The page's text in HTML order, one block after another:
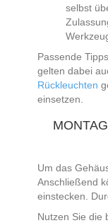
selbst
Passende
gelten dabei
Rückleuchten
einsetzen.
Um das
Anschließend
einstecken.
Nutzen Sie die